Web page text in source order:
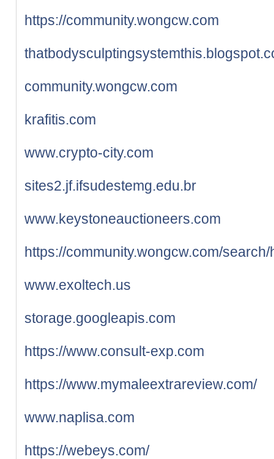
https://community.wongcw.com
community.wongcw.com
krafitis.com
www.crypto-city.com
sites2.jf.ifsudestemg.edu.br
www.keystoneauctioneers.com
https://community.wongcw.com/
www.exoltech.us
storage.googleapis.com
https://www.consult-exp.com
https://www.mymaleextrareview.com/
www.naplisa.com
https://webeys.com/